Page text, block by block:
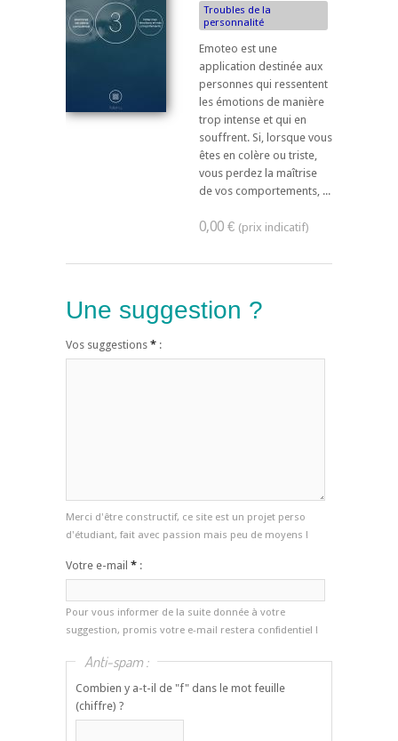
Troubles de la
personnalité
Emoteo est une
application destinée aux
personnes qui ressentent
les émotions de manière
trop intense et qui en
souffrent. Si, lorsque vous
êtes en colère ou triste,
vous perdez la maîtrise
de vos comportements, ...
0,00 €
Une suggestion ?
Vos suggestions * :
Merci d'être constructif, ce site est un projet perso
d'étudiant, fait avec passion mais peu de moyens !
Votre e-mail * :
Pour vous informer de la suite donnée à votre
suggestion, promis votre e-mail restera confidentiel !
Anti-spam :
Combien y a-t-il de "f" dans le mot feuille
(chiffre) ?